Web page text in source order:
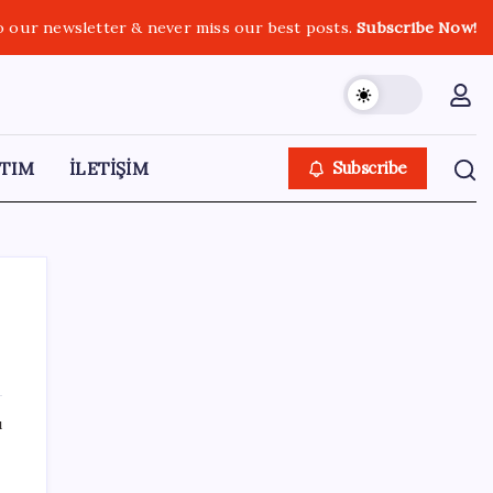
our newsletter & never miss our best posts.Subscribe Now!
İLETİŞİM Subscribe